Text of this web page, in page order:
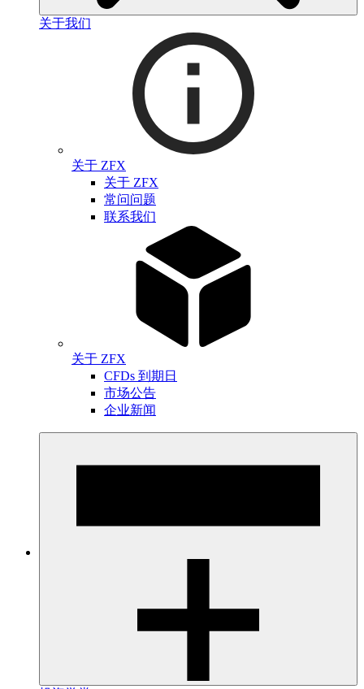
关于我们
关于 ZFX
关于 ZFX
常问问题
联系我们
关于 ZFX
CFDs 到期日
市场公告
企业新闻